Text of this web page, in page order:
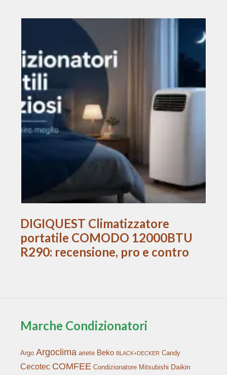
DIGIQUEST Climatizzatore
portatile COMODO 12000BTU
R290: recensione, pro e contro
Marche Condizionatori
Argo Argoclima ariete Beko BLACK+DECKER Candy
Cecotec COMFEE Condizionatore Mitsubishi Daikin